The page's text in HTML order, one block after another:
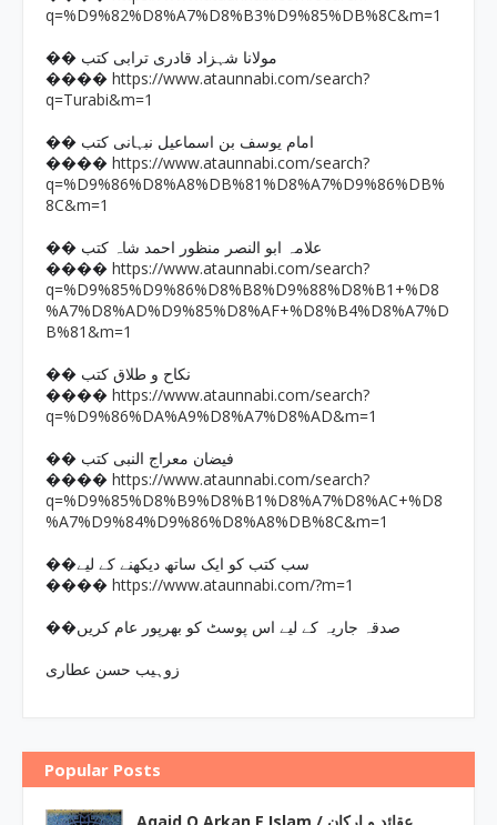
q=%D9%82%D8%A7%D8%B3%D9%85%DB%8C&m=1
�� مولانا شہزاد قادری ترابی کتب
���� https://www.ataunnabi.com/search?
q=Turabi&m=1
�� امام یوسف بن اسماعیل نبہانی کتب
���� https://www.ataunnabi.com/search?
q=%D9%86%D8%A8%DB%81%D8%A7%D9%86%DB%
8C&m=1
�� علامہ ابو النصر منظور احمد شاہ کتب
���� https://www.ataunnabi.com/search?
q=%D9%85%D9%86%D8%B8%D9%88%D8%B1+%D8
%A7%D8%AD%D9%85%D8%AF+%D8%B4%D8%A7%D
B%81&m=1
�� نکاح و طلاق کتب
���� https://www.ataunnabi.com/search?
q=%D9%86%DA%A9%D8%A7%D8%AD&m=1
�� فیضان معراج النبی کتب
���� https://www.ataunnabi.com/search?
q=%D9%85%D8%B9%D8%B1%D8%A7%D8%AC+%D8
%A7%D9%84%D9%86%D8%A8%DB%8C&m=1
��سب کتب کو ایک ساتھ دیکھنے کے لیے
���� https://www.ataunnabi.com/?m=1
��صدقہ جاریہ کے لیے اس پوسٹ کو بھرپور عام کریں
زوہیب حسن عطاری
Popular Posts